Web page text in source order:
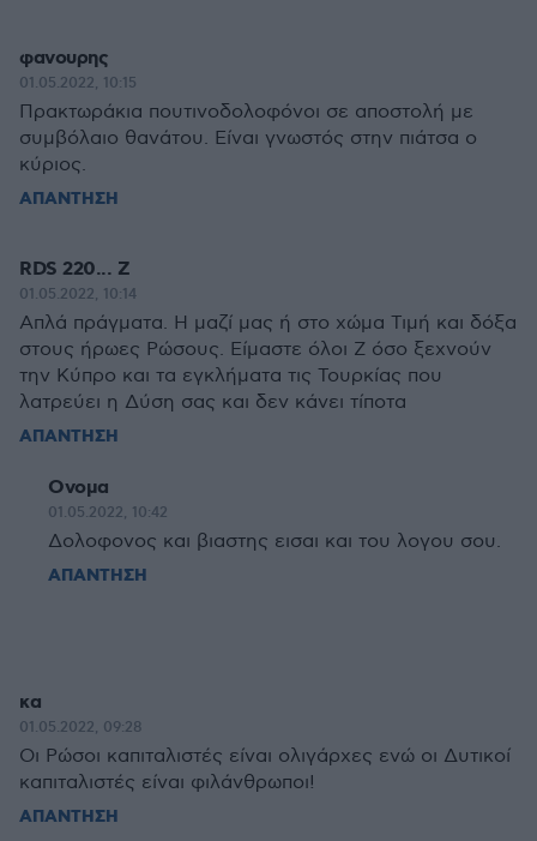
φανουρης
01.05.2022, 10:15
Πρακτωράκια πουτινοδολοφόνοι σε αποστολή με
συμβόλαιο θανάτου. Είναι γνωστός στην πιάτσα ο
κύριος.
ΑΠΑΝΤΗΣΗ
RDS 220... Ζ
01.05.2022, 10:14
Απλά πράγματα. Η μαζί μας ή στο χώμα Τιμή και δόξα
στους ήρωες Ρώσους. Είμαστε όλοι Ζ όσο ξεχνούν
την Κύπρο και τα εγκλήματα τις Τουρκίας που
λατρεύει η Δύση σας και δεν κάνει τίποτα
ΑΠΑΝΤΗΣΗ
Ονομα
01.05.2022, 10:42
Δολοφονος και βιαστης εισαι και του λογου σου.
ΑΠΑΝΤΗΣΗ
κα
01.05.2022, 09:28
Οι Ρώσοι καπιταλιστές είναι ολιγάρχες ενώ οι Δυτικοί
καπιταλιστές είναι φιλάνθρωποι!
ΑΠΑΝΤΗΣΗ